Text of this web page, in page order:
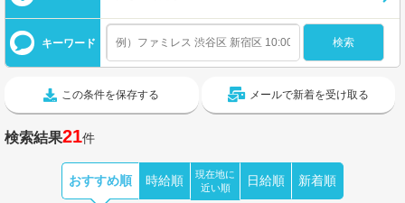
キーワード
この条件を保存する メールで新着を受け取る
検索結果21件
おすすめ順 時給順
現在地に
近い順
日給順 新着順